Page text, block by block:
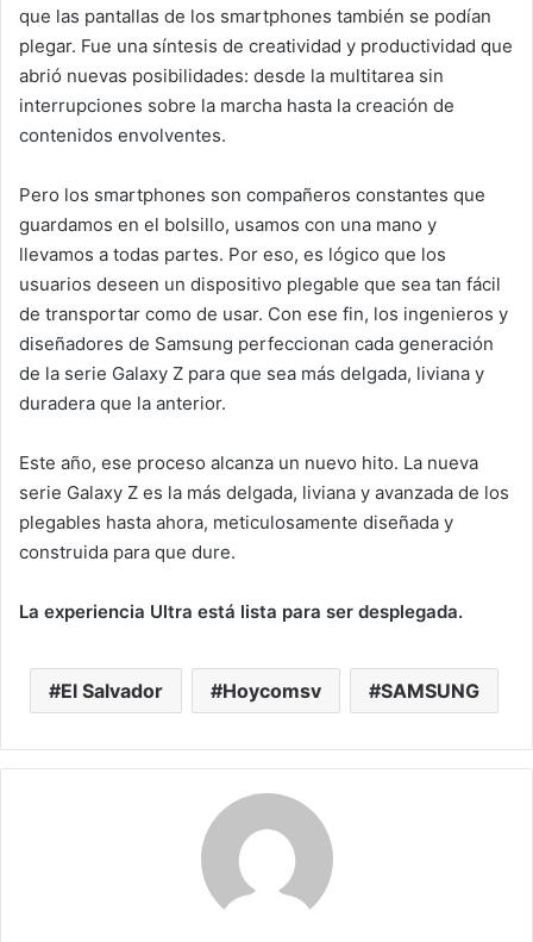
que las pantallas de los smartphones también se podían
plegar. Fue una síntesis de creatividad y productividad que
abrió nuevas posibilidades: desde la multitarea sin
interrupciones sobre la marcha hasta la creación de
contenidos envolventes.
Pero los smartphones son compañeros constantes que
guardamos en el bolsillo, usamos con una mano y
llevamos a todas partes. Por eso, es lógico que los
usuarios deseen un dispositivo plegable que sea tan fácil
de transportar como de usar. Con ese fin, los ingenieros y
diseñadores de Samsung perfeccionan cada generación
de la serie Galaxy Z para que sea más delgada, liviana y
duradera que la anterior.
Este año, ese proceso alcanza un nuevo hito. La nueva
serie Galaxy Z es la más delgada, liviana y avanzada de los
plegables hasta ahora, meticulosamente diseñada y
construida para que dure.
La experiencia Ultra está lista para ser desplegada.
El Salvador Hoycomsv SAMSUNG